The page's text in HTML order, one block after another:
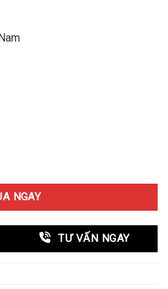
Eagle 305 số lượng
NGAY
TƯ VẤN NGAY